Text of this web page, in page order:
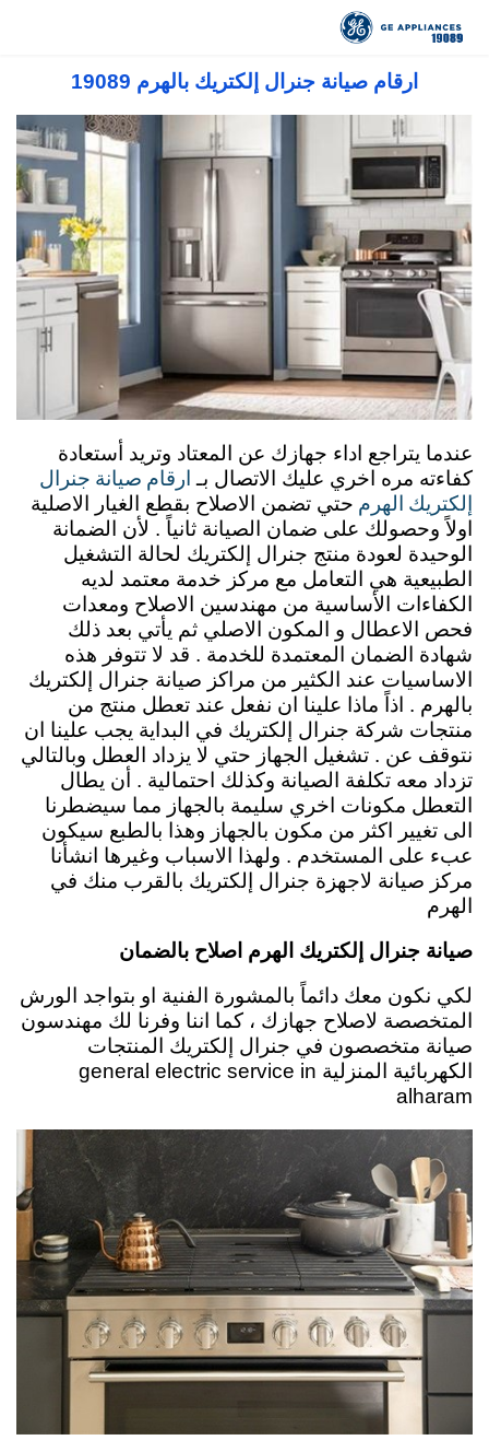
ارقام صيانة جنرال إلكتريك بالهرم 19089
عندما يتراجع اداء جهازك عن المعتاد وتريد أستعادة
كفاءته مره اخري عليك الاتصال بـ ارقام صيانة جنرال
إلكتريك الهرم حتي تضمن الاصلاح بقطع الغيار الاصلية
اولاً وحصولك على ضمان الصيانة ثانياً . لأن الضمانة
الوحيدة لعودة منتج جنرال إلكتريك لحالة التشغيل
الطبيعية هي التعامل مع مركز خدمة معتمد لديه
الكفاءات الأساسية من مهندسين الاصلاح ومعدات
فحص الاعطال و المكون الاصلي ثم يأتي بعد ذلك
شهادة الضمان المعتمدة للخدمة . قد لا تتوفر هذه
الاساسيات عند الكثير من مراكز صيانة جنرال إلكتريك
بالهرم . اذاً ماذا علينا ان نفعل عند تعطل منتج من
منتجات شركة جنرال إلكتريك في البداية يجب علينا ان
نتوقف عن . تشغيل الجهاز حتي لا يزداد العطل وبالتالي
تزداد معه تكلفة الصيانة وكذلك احتمالية . أن يطال
التعطل مكونات اخري سليمة بالجهاز مما سيضطرنا
الى تغيير اكثر من مكون بالجهاز وهذا بالطبع سيكون
عبء على المستخدم . ولهذا الاسباب وغيرها انشأنا
مركز صيانة لاجهزة جنرال إلكتريك بالقرب منك في
الهرم
صيانة جنرال إلكتريك الهرم اصلاح بالضمان
لكي نكون معك دائماً بالمشورة الفنية او بتواجد الورش
المتخصصة لاصلاح جهازك ، كما اننا وفرنا لك مهندسون
صيانة متخصصون في جنرال إلكتريك المنتجات
الكهربائية المنزلية general electric service in
alharam
جنرال اليكتريك المعتمد في مصر